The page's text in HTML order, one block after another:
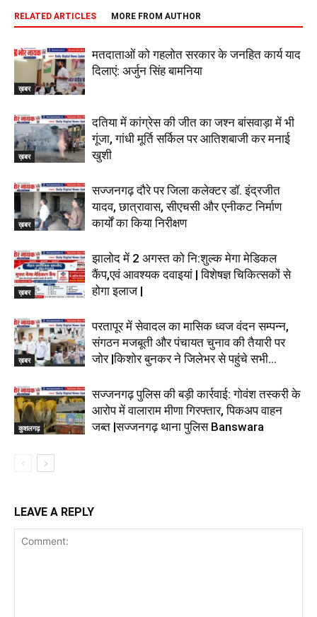
RELATED ARTICLES MORE FROM AUTHOR
ख़बर
मतदाताओं को गहलोत सरकार के जनहित कार्य याद
दिलाएं: अर्जुन सिंह बामनिया
ख़बर
दतिया में कांग्रेस की जीत का जश्न बांसवाड़ा में भी
गूंजा, गांधी मूर्ति सर्किल पर आतिशबाजी कर मनाई
खुशी
ख़बर
सज्जनगढ़ दौरे पर जिला कलेक्टर डॉ. इंद्रजीत
यादव, छात्रावास, सीएचसी और एनीकट निर्माण
कार्यों का किया निरीक्षण
ख़बर
झालोद में 2 अगस्त को नि:शुल्क मेगा मेडिकल
कैंप,एवं आवश्यक दवाइयां | विशेषज्ञ चिकित्सकों से
होगा इलाज |
ख़बर
परतापूर में सेवादल का मासिक ध्वज वंदन सम्पन्न,
संगठन मजबूती और पंचायत चुनाव की तैयारी पर
जोर |किशोर बुनकर ने जिलेभर से पहुंचे सभी...
कुशलगढ़
सज्जनगढ़ पुलिस की बड़ी कार्रवाई: गोवंश तस्करी के
आरोप में वालाराम मीणा गिरफ्तार, पिकअप वाहन
जब्त |सज्जनगढ़ थाना पुलिस Banswara
LEAVE A REPLY